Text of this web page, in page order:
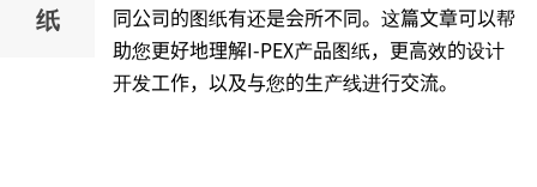
纸
同公司的图纸有还是会所不同。这篇文章可以帮
助您更好地理解I-PEX产品图纸，更高效的设计
开发工作，以及与您的生产线进行交流。